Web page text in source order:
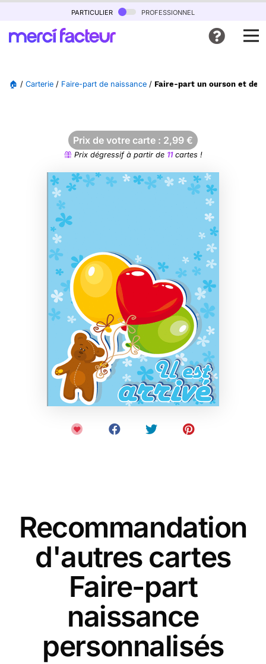
particulier professionnel
🏠 / Carterie / Faire-part de naissance / Faire-part un ourson et des
Prix de votre carte : 2,99 €
Prix dégressif à partir de 11cartes !
Recommandation
d'autres cartes
Faire-part
naissance
personnalisés